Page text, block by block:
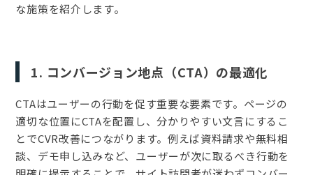
な施策を紹介します。
1. コンバージョン地点（CTA）の最適化
CTAはユーザーの行動を促す重要な要素です。ページの
適切な位置にCTAを配置し、分かりやすい文言にするこ
とでCVR改善につながります。例えば資料請求や無料相
談、デモ申し込みなど、ユーザーが次に取るべき行動を